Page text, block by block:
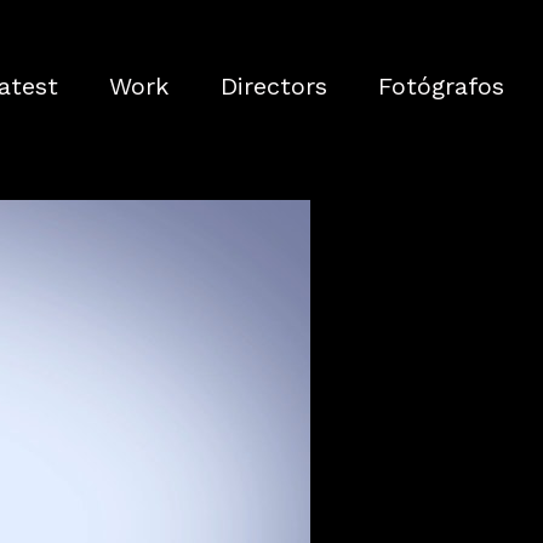
Work Directors Fotógrafos